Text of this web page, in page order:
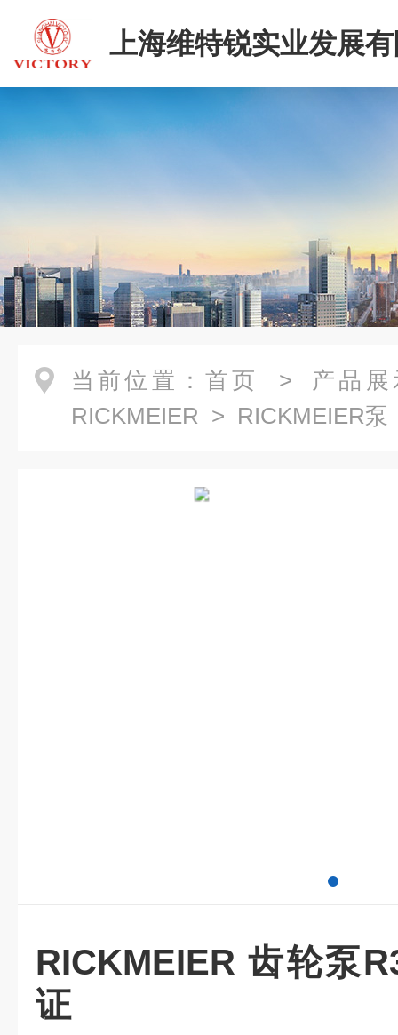
上海维特锐实业发展
当前位置： 首页 > 产品展
RICKMEIER > RICKMEIER泵
RICKMEIER 齿轮泵
证